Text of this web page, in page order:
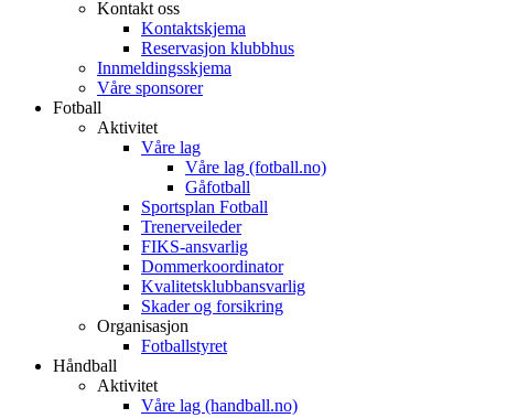
Kontakt oss
Kontaktskjema
Reservasjon klubbhus
Innmeldingsskjema
Våre sponsorer
Fotball
Aktivitet
Våre lag
Våre lag (fotball.no)
Gåfotball
Sportsplan Fotball
Trenerveileder
FIKS-ansvarlig
Dommerkoordinator
Kvalitetsklubbansvarlig
Skader og forsikring
Organisasjon
Fotballstyret
Håndball
Aktivitet
Våre lag (handball.no)